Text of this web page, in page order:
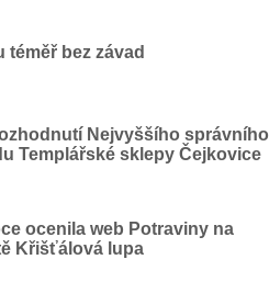
téměř bez závad
Nejvyššího správního
Templářské sklepy Čejkovice
ocenila web Potraviny na
Křišťálová lupa